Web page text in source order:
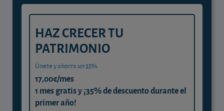
HAZ CRECER TU
PATRIMONIO
Únete y ahorra un 35%
17,00€/mes
1 mes gratis y ¡35% de descuento durante el
primer año!